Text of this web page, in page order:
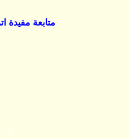
متابعة مفيدة